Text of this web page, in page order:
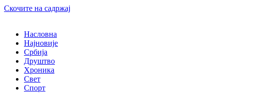
Скочите на садржај
Насловна
Најновије
Србија
Друштво
Хроника
Свет
Спорт